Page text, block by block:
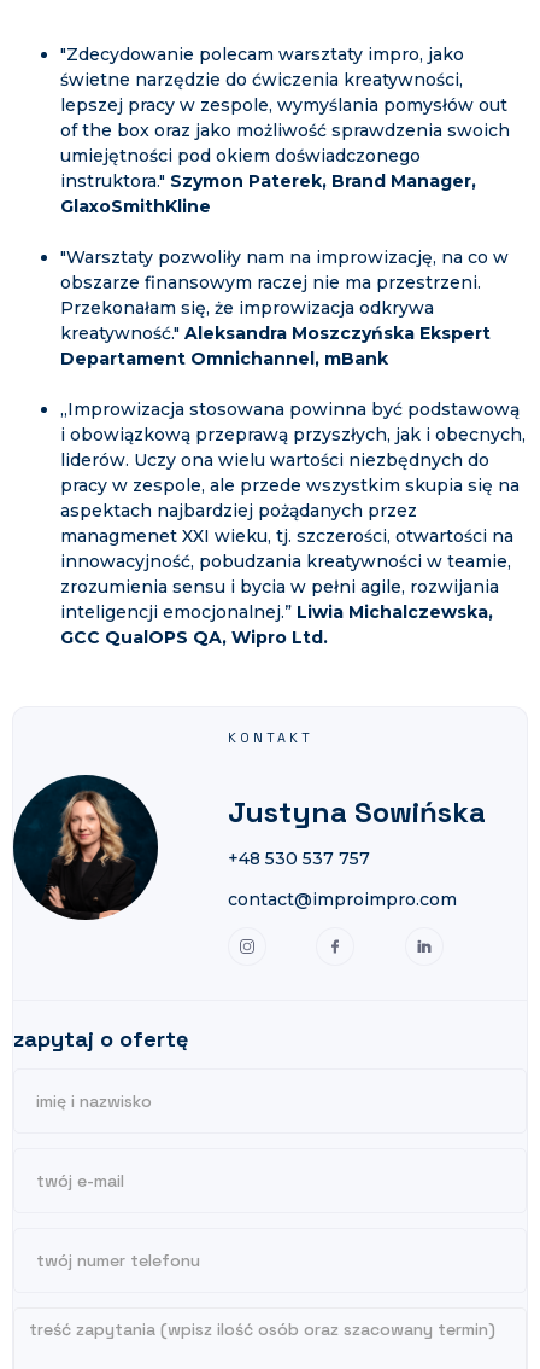
"Zdecydowanie polecam warsztaty impro, jako
świetne narzędzie do ćwiczenia kreatywności,
lepszej pracy w zespole, wymyślania pomysłów out
of the box oraz jako możliwość sprawdzenia swoich
umiejętności pod okiem doświadczonego
instruktora." Szymon Paterek, Brand Manager,
GlaxoSmithKline
"Warsztaty pozwoliły nam na improwizację, na co w
obszarze finansowym raczej nie ma przestrzeni.
Przekonałam się, że improwizacja odkrywa
kreatywność." Aleksandra Moszczyńska Ekspert
Departament Omnichannel, mBank
„Improwizacja stosowana powinna być podstawową
i obowiązkową przeprawą przyszłych, jak i obecnych,
liderów. Uczy ona wielu wartości niezbędnych do
pracy w zespole, ale przede wszystkim skupia się na
aspektach najbardziej pożądanych przez
managmenet XXI wieku, tj. szczerości, otwartości na
innowacyjność, pobudzania kreatywności w teamie,
zrozumienia sensu i bycia w pełni agile, rozwijania
inteligencji emocjonalnej.” Liwia Michalczewska,
GCC QualOPS QA, Wipro Ltd.
KONTAKT
Justyna Sowińska
+48 530 537 757
contact@improimpro.com
zapytaj o ofertę